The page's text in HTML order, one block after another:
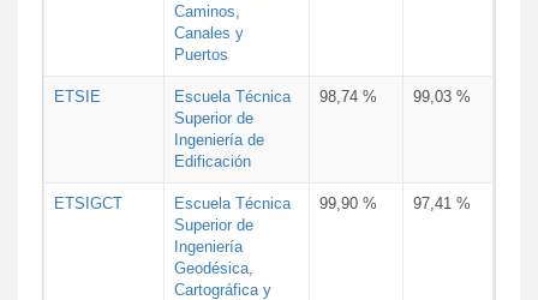
Caminos,
Canales y
Puertos
ETSIE
Escuela Técnica
Superior de
Ingeniería de
Edificación
98,74 % 99,03 %
ETSIGCT
Escuela Técnica
Superior de
Ingeniería
Geodésica,
Cartográfica y
99,90 % 97,41 %